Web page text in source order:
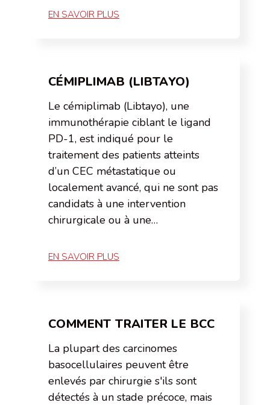
EN SAVOIR PLUS
CÉMIPLIMAB (LIBTAYO)
Le cémiplimab (Libtayo), une
immunothérapie ciblant le ligand
PD-1, est indiqué pour le
traitement des patients atteints
d’un CEC métastatique ou
localement avancé, qui ne sont pas
candidats à une intervention
chirurgicale ou à une…
EN SAVOIR PLUS
COMMENT TRAITER LE BCC
La plupart des carcinomes
basocellulaires peuvent être
enlevés par chirurgie s'ils sont
détectés à un stade précoce, mais